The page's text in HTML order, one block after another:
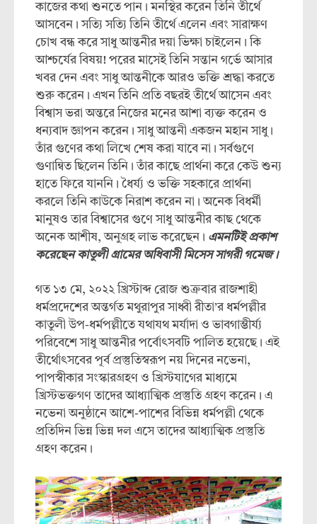
কাজের কথা শুনতে পান। মনস্থির করেন তিনি তীর্থে
আসবেন। সত্যি সত্যি তিনি তীর্থে এলেন এবং সারাক্ষণ
চোখ বন্ধ করে সাধু আন্তনীর দয়া ভিক্ষা চাইলেন। কি
আশ্চর্যের বিষয়! পরের মাসেই তিনি সন্তান গর্ভে আসার
খবর দেন এবং সাধু আন্তনীকে আরও ভক্তি শ্রদ্ধা করতে
শুরু করেন। এখন তিনি প্রতি বছরই তীর্থে আসেন এবং
বিশ্বাস ভরা অন্তরে নিজের মনের আশা ব্যক্ত করেন ও
ধন্যবাদ জ্ঞাপন করেন। সাধু আন্তনী একজন মহান সাধু।
তাঁর গুণের কথা লিখে শেষ করা যাবে না। সর্বগুণে
গুণান্বিত ছিলেন তিনি। তাঁর কাছে প্রার্থনা করে কেউ শুন্য
হাতে ফিরে যাননি। ধৈর্য্য ও ভক্তি সহকারে প্রার্থনা
করলে তিনি কাউকে নিরাশ করেন না। অনেক বিধর্মী
মানুষও তার বিশ্বাসের গুণে সাধু আন্তনীর কাছ থেকে
অনেক আশীষ, অনুগ্রহ লাভ করেছেন। এমনটিই প্রকাশ
করেছেন কাতুলী গ্রামের অধিবাসী মিসেস সাগরী গমেজ।
গত ১৩ মে, ২০২২ খ্রিস্টাব্দ রোজ শুক্রবার রাজশাহী
ধর্মপ্রদেশের অন্তর্গত মথুরাপুর সাধ্বী রীতা’র ধর্মপল্লীর
কাতুলী উপ-ধর্মপল্লীতে যথাযথ মর্যাদা ও ভাবগাম্ভীর্য্য
পরিবেশে সাধু আন্তনীর পর্বোৎসবটি পালিত হয়েছে। এই
তীর্থোৎসবের পূর্ব প্রস্তুতিস্বরূপ নয় দিনের নভেনা,
পাপস্বীকার সংস্কারগ্রহণ ও খ্রিস্টযাগের মাধ্যমে
খ্রিস্টভক্তগণ তাদের আধ্যাত্মিক প্রস্তুতি গ্রহণ করেন। এ
নভেনা অনুষ্ঠানে আশে-পাশের বিভিন্ন ধর্মপল্লী থেকে
প্রতিদিন ভিন্ন ভিন্ন দল এসে তাদের আধ্যাত্মিক প্রস্তুতি
গ্রহণ করেন।